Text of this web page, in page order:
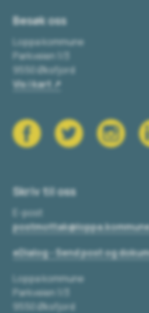
Besøk oss
Loppa kommune
Parkveien 1/3
9550 Øksfjord
Vis i kart
Skriv til oss
E-post
eDialog - Send post og
Loppa kommune
Parkveien 1/3
9550 Øksfjord